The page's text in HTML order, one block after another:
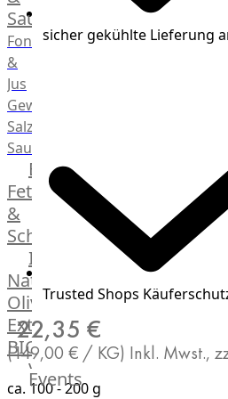
Saucen
Fonds
&
Jus
Gewürze
Salz
Saucen
Butter,
Fett
&
Schmalz
ItalianBar
Natives
Olivenöl
Extra
BIO
Veggie
Hardware
Events
sicher gekühlte Lieferung
Trusted Shops
22,35 €
(149,00 € / KG) Inkl. Mwst.,
ca. 100 - 200 g